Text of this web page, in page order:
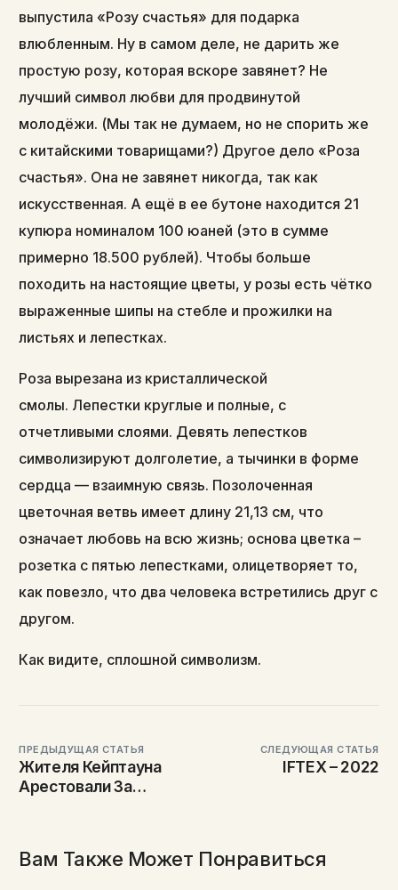
выпустила «Розу счастья» для подарка
влюбленным. Ну в самом деле, не дарить же
простую розу, которая вскоре завянет? Не
лучший символ любви для продвинутой
молодёжи. (Мы так не думаем, но не спорить же
с китайскими товарищами?) Другое дело «Роза
счастья». Она не завянет никогда, так как
искусственная. А ещё в ее бутоне находится 21
купюра номиналом 100 юаней (это в сумме
примерно 18.500 рублей). Чтобы больше
походить на настоящие цветы, у розы есть чётко
выраженные шипы на стебле и прожилки на
листьях и лепестках.
Роза вырезана из кристаллической
смолы. Лепестки круглые и полные, с
отчетливыми слоями. Девять лепестков
символизируют долголетие, а тычинки в форме
сердца — взаимную связь. Позолоченная
цветочная ветвь имеет длину 21,13 см, что
означает любовь на всю жизнь; основа цветка –
розетка с пятью лепестками, олицетворяет то,
как повезло, что два человека встретились друг с
другом.
Как видите, сплошной символизм.
ПРЕДЫДУЩАЯ СТАТЬЯ
Жителя Кейптауна
Арестовали За
СЛЕДУЮЩАЯ СТАТЬЯ
IFTEX – 2022
Вам Также Может Понравиться